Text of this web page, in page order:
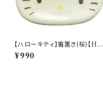
【ハローキティ】箸置き(桜)【HK
190】HK192-402
¥990